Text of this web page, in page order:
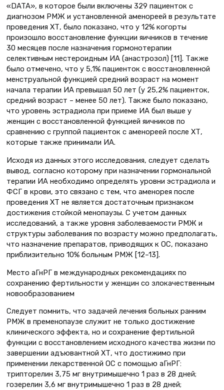
«DATA», в которое были включены 329 пациенток с
диагнозом РМЖ и установленной аменореей в результате
проведения ХТ, было показано, что у 12% когорты
произошло восстановление функции яичников в течение
30 месяцев после назначения гормонотерапии
селективным нестероидным ИА (анастрозол) [11]. Также
было отмечено, что у 5,1% пациенток с восстановленной
менструальной функцией средний возраст на момент
начала терапии ИА превышал 50 лет (у 25,2% пациенток,
средний возраст – менее 50 лет). Также было показано,
что уровень эстрадиола при приеме ИА был выше у
женщин с восстановленной функцией яичников по
сравнению с группой пациенток с аменореей после ХТ,
которые также принимали ИА.
Исходя из данных этого исследования, следует сделать
вывод, согласно которому при назначении гормональной
терапии ИА необходимо определять уровни эстрадиола и
ФСГ в крови, это связано с тем, что аменорея после
проведения ХТ не является достаточным признаком
достижения стойкой менопаузы. С учетом данных
исследований, а также уровня заболеваемости РМЖ и
структуры заболевания по возрасту можно предполагать,
что назначение препаратов, приводящих к ОС, показано
приблизительно 10% больным РМЖ [12–13].
Место аГнРГ в международных рекомендациях по
сохранению фертильности у женщин со злокачественным
новообразованием
Следует помнить, что задачей лечения больных ранним
РМЖ в пременопаузе служит не только достижение
клинического эффекта, но и сохранение фертильной
функции с восстановлением исходного качества жизни по
завершении адъювантной ХТ, что достижимо при
применении лекарственной ОС с помощью аГнРГ:
трипторелин 3,75 мг внутримышечно 1 раз в 28 дней;
гозерелин 3,6 мг внутримышечно 1 раз в 28 дней;